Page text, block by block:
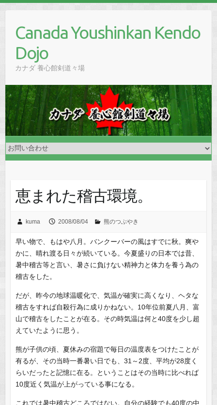
contentCanada Youshinkan Kendo
Dojo
カナダ 養心館剣道々場
恵まれた稽古環境。
kuma 2008/08/04 熊のつぶやき
早い物で、もはや八月。バンクーバーの風はすでに秋。爽や
かに、晴れ渡る日々が続いている。今夏盛りの日本では昔、
暑中稽古等と言い、暑さに負けない精神力と体力を養う為の
稽古をした。
だが、昨今の地球温暖化で、気温が確実に高くなり、ヘタな
稽古をすれば自殺行為に成りかねない。10年位前夏八月、富
山で稽古をしたことが在る。その時気温は何と40度を少し超
えていたように思う。
熊が子供の頃、夏休みの宿題で毎日の温度表をつけたことが
有るが、その当時一番暑い日でも、31～2度、平均が28度く
らいだったと記憶に在る。ということはその当時に比べれば
10度近く気温が上がっている事になる。
これでは暑中稽古どころではない。自分の経験でも40度の中